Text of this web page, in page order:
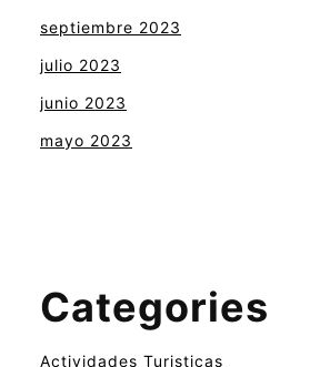
septiembre 2023
julio 2023
junio 2023
mayo 2023
Categories
Actividades Turisticas